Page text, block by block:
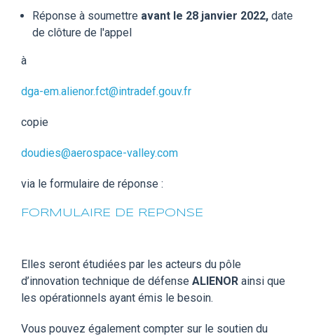
Réponse à soumettre avant le 28 janvier 2022, date
de clôture de l'appel
à
dga-em.alienor.fct@intradef.gouv.fr
copie
doudies@aerospace-valley.com
via le formulaire de réponse :
FORMULAIRE DE REPONSE
Elles seront étudiées par les acteurs du pôle
d’innovation technique de défense ALIENOR ainsi que
les opérationnels ayant émis le besoin.
Vous pouvez également compter sur le soutien du